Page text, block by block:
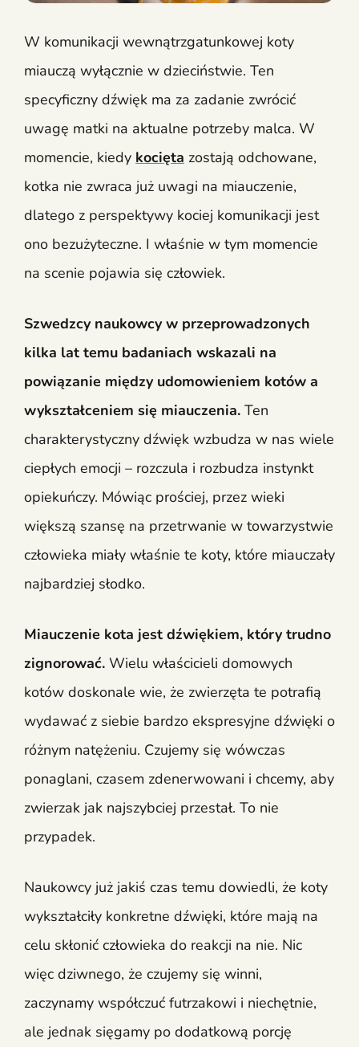
W komunikacji wewnątrzgatunkowej koty
miauczą wyłącznie w dzieciństwie. Ten
specyficzny dźwięk ma za zadanie zwrócić
uwagę matki na aktualne potrzeby malca. W
momencie, kiedy kocięta zostają odchowane,
kotka nie zwraca już uwagi na miauczenie,
dlatego z perspektywy kociej komunikacji jest
ono bezużyteczne. I właśnie w tym momencie
na scenie pojawia się człowiek.
Szwedzcy naukowcy w przeprowadzonych
kilka lat temu badaniach wskazali na
powiązanie między udomowieniem kotów a
wykształceniem się miauczenia. Ten
charakterystyczny dźwięk wzbudza w nas wiele
ciepłych emocji – rozczula i rozbudza instynkt
opiekuńczy. Mówiąc prościej, przez wieki
większą szansę na przetrwanie w towarzystwie
człowieka miały właśnie te koty, które miauczały
najbardziej słodko.
Miauczenie kota jest dźwiękiem, który trudno
zignorować. Wielu właścicieli domowych
kotów doskonale wie, że zwierzęta te potrafią
wydawać z siebie bardzo ekspresyjne dźwięki o
różnym natężeniu. Czujemy się wówczas
ponaglani, czasem zdenerwowani i chcemy, aby
zwierzak jak najszybciej przestał. To nie
przypadek.
Naukowcy już jakiś czas temu dowiedli, że koty
wykształciły konkretne dźwięki, które mają na
celu skłonić człowieka do reakcji na nie. Nic
więc dziwnego, że czujemy się winni,
zaczynamy współczuć futrzakowi i niechętnie,
ale jednak sięgamy po dodatkową porcję